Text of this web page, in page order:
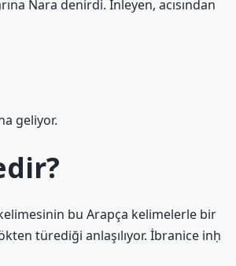
Nara denirdi. İnleyen, acısından
geliyor.
bu Arapça kelimelerle bir
türediği anlaşılıyor. İbranice inḥ